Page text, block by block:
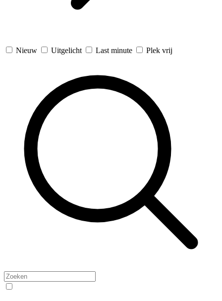
Nieuw Uitgelicht Last minute Plek vrij